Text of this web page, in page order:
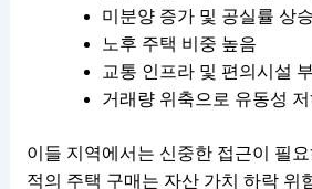
미분양 증가 및 공실률 상승
노후 주택 비중 높음
교통 인프라 및 편의시설
거래량 위축으로 유동성
이들 지역에서는 신중한 접근이 필
적의 주택 구매는 자산 가치 하락 위